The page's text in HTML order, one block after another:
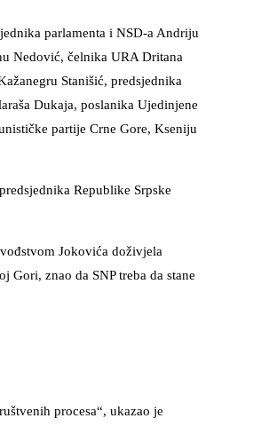
parlamenta i NSD-a Andriju
Nedović, čelnika URA Dritana
Stanišić, predsjednika
Dukaja, poslanika Ujedinjene
partije Crne Gore, Kseniju
Republike Srpske
Jokovića doživjela
znao da SNP treba da stane
procesa“, ukazao je